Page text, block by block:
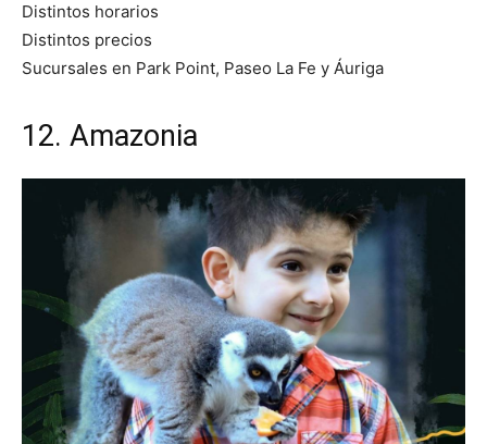
Distintos horarios
Distintos precios
Sucursales en Park Point, Paseo La Fe y Áuriga
12. Amazonia